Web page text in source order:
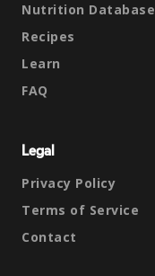
Nutrition Database
Recipes
Learn
FAQ
Legal
Privacy Policy
Terms of Service
Contact